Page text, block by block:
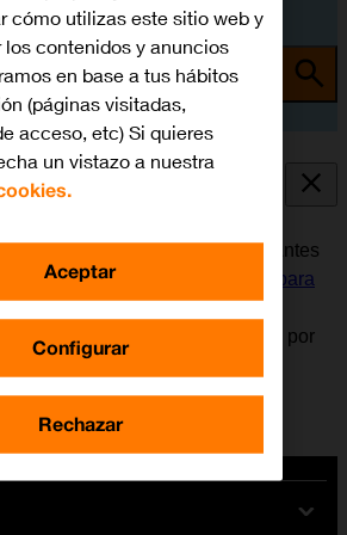
o tema
la aplicación Facebook. Antes
necesario
configurar el móvil para
va actualizando la app y por
coincida exactamente con el
cómo utilizas este sitio web y
los contenidos y anuncios
en base a tus hábitos
(páginas visitadas,
acceso, etc) Si quieres
un vistazo a nuestra
Configurar
Rechazar
Aceptar